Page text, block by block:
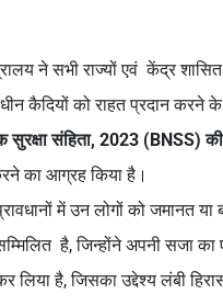
ने सभी राज्यों एवं केंद्र
कैदियों को राहत प्रदान करने
सुरक्षा संहिता, 2023 (BNSS)
का आग्रह किया है।
में उन लोगों को जमानत या
है, जिन्होंने अपनी सजा का
लिया है, जिसका उद्देश्य लंबी